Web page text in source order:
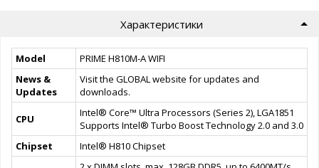
Характеристики
Model
PRIME H810M-A WIFI
News &
Updates
Visit the GLOBAL website for updates and
downloads.
CPU
Intel® Core™ Ultra Processors (Series 2), LGA1851
Supports Intel® Turbo Boost Technology 2.0 and 3.0
Chipset
Intel® H810 Chipset